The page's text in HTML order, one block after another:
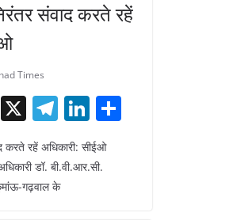
संवाद करते रहें
Times
Pi X T
el
e
gr
Li
n
k
करते रहें अधिकारी: सीईओ
डॉ. बी.वी.आर.सी.
गढ़वाल के